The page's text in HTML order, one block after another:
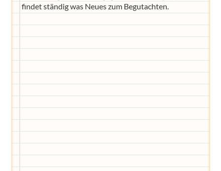
findet ständig was Neues zum Begutachten.